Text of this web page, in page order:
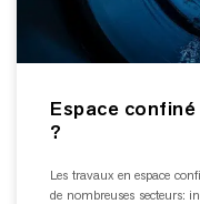
Espace
?
Les travaux en espace
de nombreuses secteurs: